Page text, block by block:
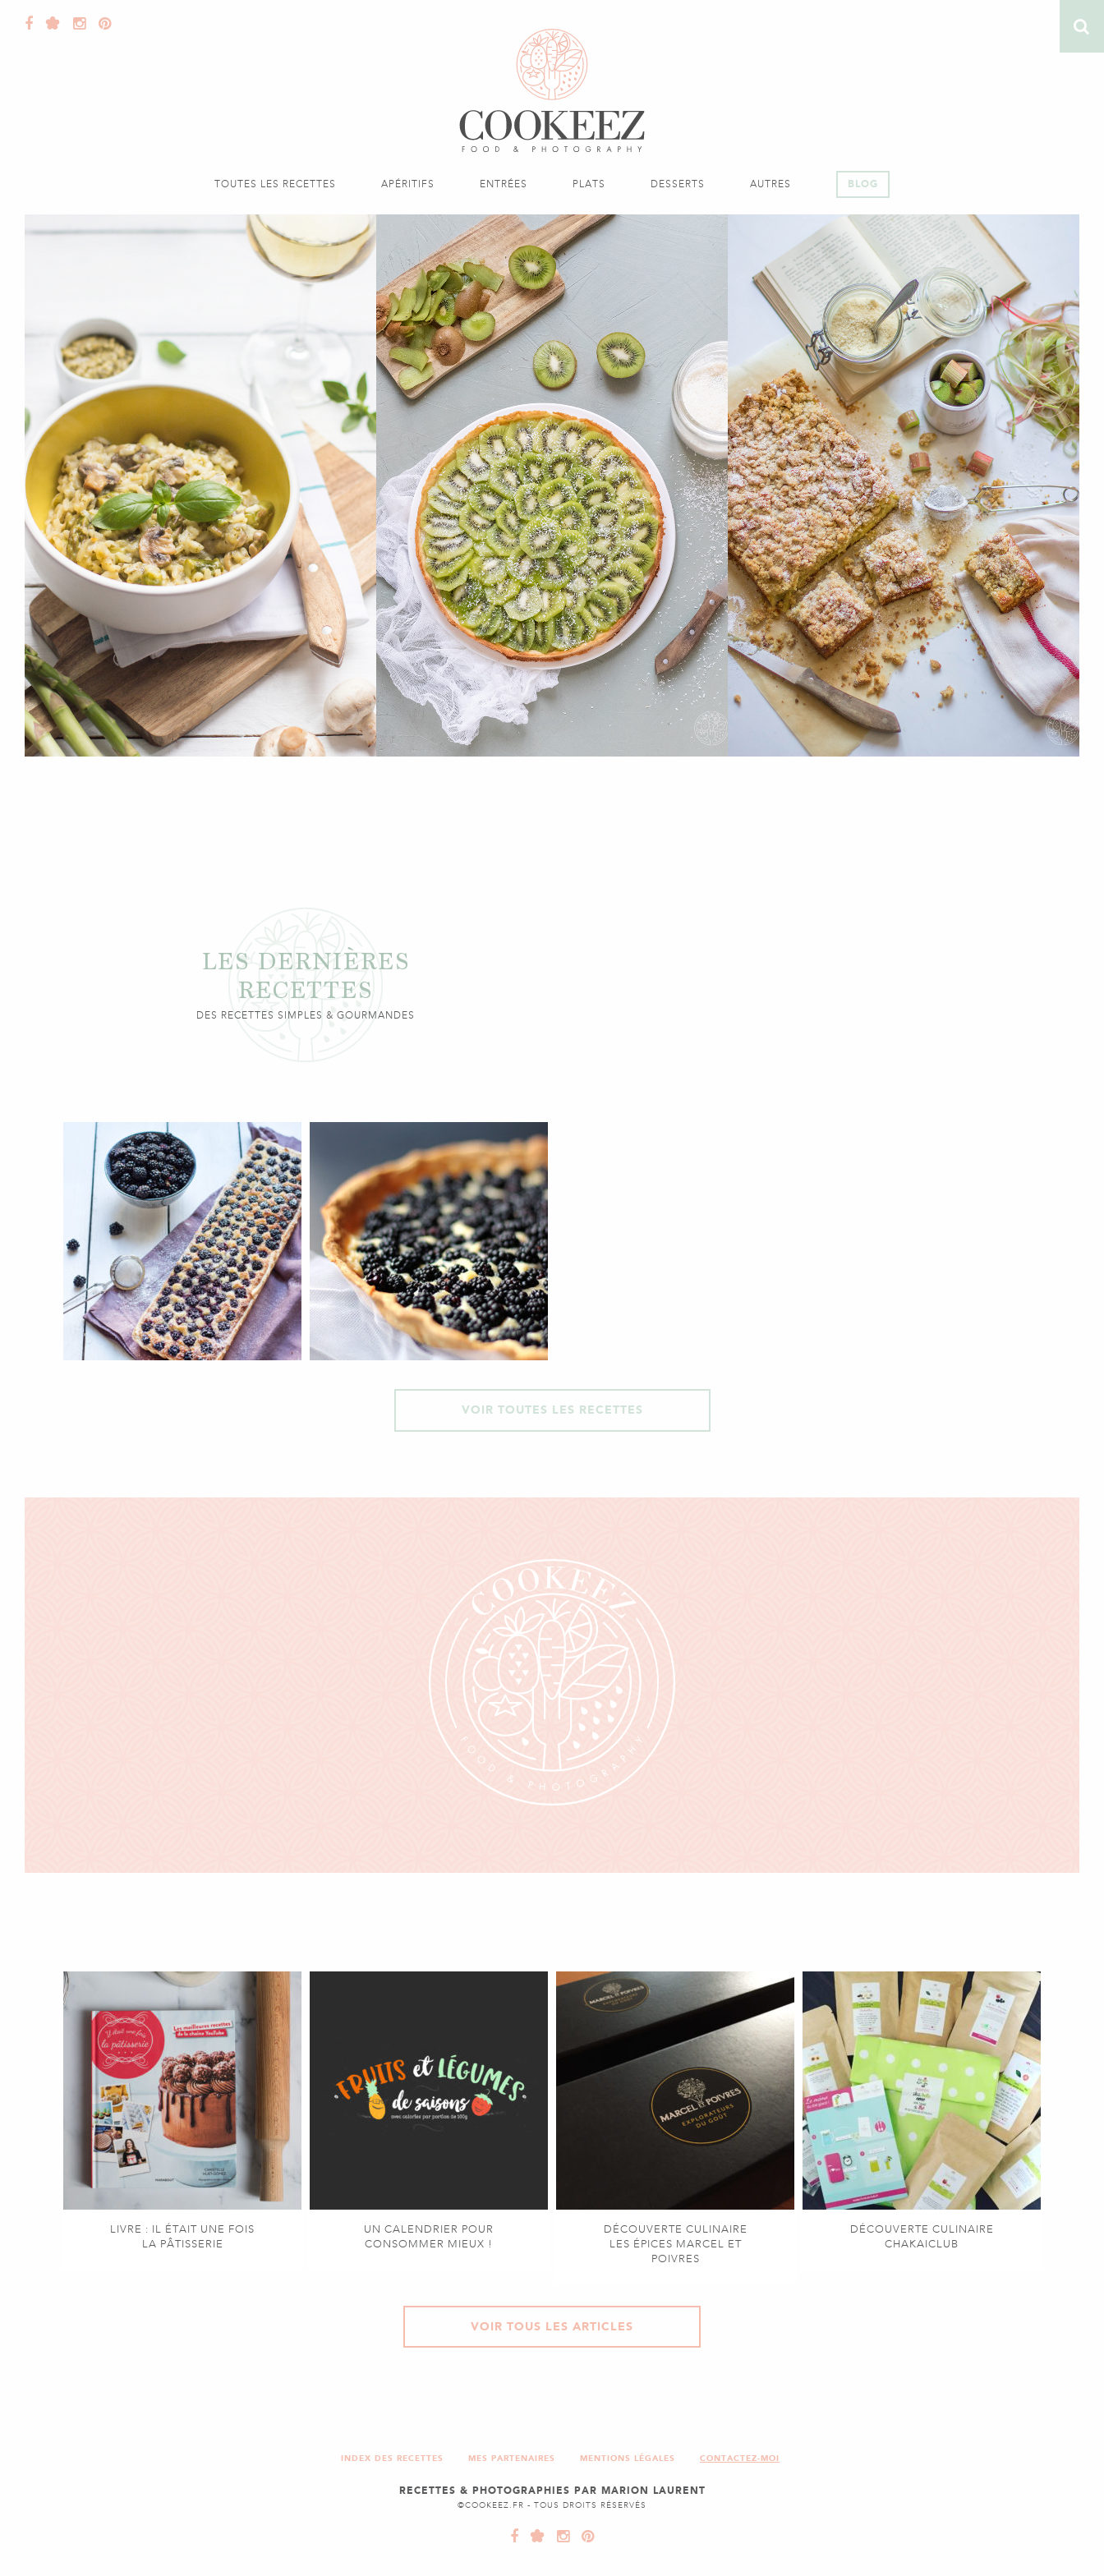
TOUTES LES RECETTES APÉRITIFS ENTRÉES PLATS DESSERTS AUTRES BLOG
LES DERNIÈRES
RECETTES
DES RECETTES SIMPLES & GOURMANDES
VOIR TOUTES LES RECETTES
LIVRE : IL ÉTAIT UNE FOIS
LA PÂTISSERIE
UN CALENDRIER POUR
CONSOMMER MIEUX !
DÉCOUVERTE CULINAIRE
LES ÉPICES MARCEL ET
POIVRES
DÉCOUVERTE CULINAIRE
CHAKAICLUB
VOIR TOUS LES ARTICLES
INDEX DES RECETTES MES PARTENAIRES MENTIONS LÉGALES CONTACTEZ-MOI
RECETTES & PHOTOGRAPHIES PAR MARION LAURENT
©COOKEEZ.FR - TOUS DROITS RÉSERVÉS